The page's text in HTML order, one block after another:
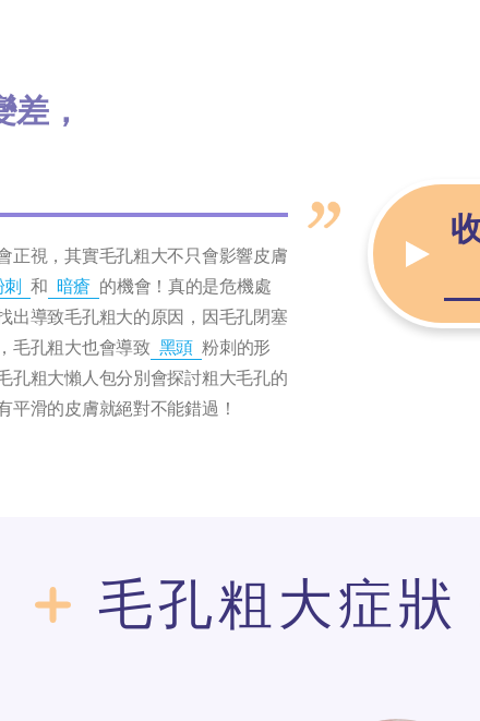
，
正視，其實毛孔粗大不只會影響皮膚
刺 和 暗瘡 的機會！真的是危機處
出導致毛孔粗大的原因，因毛孔閉塞
毛孔粗大也會導致 黑頭 粉刺的形
孔粗大懶人包分別會探討粗大毛孔的
平滑的皮膚就絕對不能錯過！
毛孔粗大症狀